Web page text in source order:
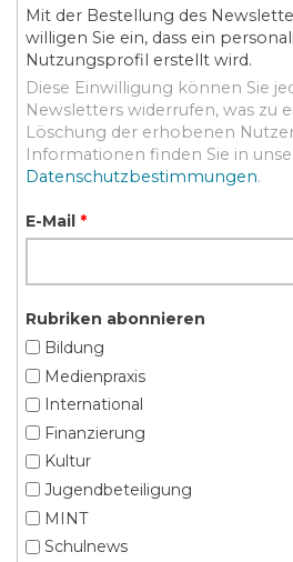
Mit der Bestellung des
willigen Sie ein, dass ein
Nutzungsprofil erstellt wird.
Diese Einwilligung können Sie
Newsletters widerrufen, was zu
Löschung der erhobenen
Informationen finden Sie in
Datenschutzbestimmungen.
E-Mail *
Rubriken abonnieren
Bildung
Medienpraxis
International
Finanzierung
Kultur
Jugendbeteiligung
MINT
Schulnews